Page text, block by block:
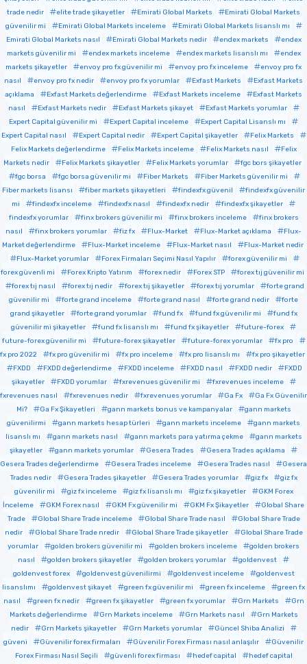
trade nedir
elite trade şikayetler Emirati Global Markets
Emirati Global Markets
güvenilir mi
Emirati Global Markets inceleme
Emirati Global Markets lisanslı mı
Emirati Global Markets nasıl
Emirati Global Markets nedir endex markets
endex
markets güvenilir mi
endex markets inceleme endex markets lisanslı mı
endex
markets şikayetler
envoy pro fx güvenilir mi envoy pro fx inceleme
envoy pro fx
nasıl
envoy pro fx nedir envoy pro fx yorumlar Exfast Markets
Exfast Markets
açıklama
Exfast Markets değerlendirme Exfast Markets inceleme
Exfast Markets
nasıl
Exfast Markets nedir Exfast Markets şikayet
Exfast Markets yorumlar
Expert Capital güvenilir mi
Expert Capital inceleme
Expert Capital Lisanslı mı
Expert Capital nasıl
Expert Capital nedir Expert Capital şikayetler
Felix Markets
Felix Markets değerlendirme
Felix Markets inceleme Felix Markets nasıl
Felix
Markets nedir
Felix Markets şikayetler Felix Markets yorumlar
fgc bors şikayetler
fgc borsa
fgc borsa güvenilir mi Fiber Markets
Fiber Markets güvenilir mi
Fiber markets lisansı
fiber markets şikayetleri findexfx güvenil
findexfx güvenilir
mi
findexfx inceleme findexfx nasıl findexfx nedir
findexfx şikayetler
findexfx yorumlar
finx brokers güvenilir mi finx brokers inceleme
finx brokers
nasıl
finx brokers yorumlar fiz fx Flux-Market Flux-Market açıklama
Flux-
Market değerlendirme
Flux-Market inceleme Flux-Market nasıl
Flux-Market nedir
Flux-Market yorumlar
Forex Firmaları Seçimi Nasıl Yapılır
forex güvenilir mi
forex güvenli mi
Forex Kripto Yatırım forex nedir Forex STP
forex tıj güvenilir mi
forex tıj nasıl
forex tıj nedir forex tıj şikayetler forex tıj yorumlar
forte grand
güvenilir mi
forte grand inceleme forte grand nasıl forte grand nedir
forte
grand şikayetler
forte grand yorumlar fund fx fund fx güvenilir mi
fund fx
güvenilir mi şikayetler
fund fx lisanslı mı fund fx şikayetler
future-forex
future-forex güvenilir mi
future-forex şikayetler future-forex yorumlar
fx pro
fx pro 2022
fx pro güvenilir mi fx pro inceleme fx pro lisanslı mı
fx pro şikayetler
FXDD
FXDD değerlendirme FXDD inceleme FXDD nasıl FXDD nedir
FXDD
şikayetler
FXDD yorumlar fxrevenues güvenilir mi
fxrevenues inceleme
fxrevenues nasıl
fxrevenues nedir fxrevenues yorumlar Ga Fx
Ga Fx Güvenilir
Mi?
Ga Fx Şikayetleri gann markets bonus ve kampanyalar
gann markets
güvenilirmi
gann markets hesap türleri gann markets inceleme
gann markets
lisanslı mı
gann markets nasıl gann markets para yatırma çekme
gann markets
şikayetler
gann markets yorumlar Gesera Trades
Gesera Trades açıklama
Gesera Trades değerlendirme
Gesera Trades inceleme Gesera Trades nasıl
Gesera
Trades nedir
Gesera Trades şikayetler Gesera Trades yorumlar giz fx
giz fx
güvenilir mi
giz fx inceleme giz fx lisanslı mı giz fx şikayetler
GKM Forex
İnceleme
GKM Forex nasıl GKM Fx güvenilir mi GKM Fx Şikayetler
Global Share
Trade
Global Share Trade inceleme Global Share Trade nasıl
Global Share Trade
nedir
Global Share Trade nredir Global Share Trade şikayetler
Global Share Trade
yorumlar
golden brokers güvenilir mi golden brokers inceleme
golden brokers
nasıl
golden brokers şikayetler golden brokers yorumlar
goldenvest
goldenvest forex
goldenvest güvenilirmi goldenvest inceleme
goldenvest
lisanslımı
goldenvest şikayet green fx güvenilir mi green fx inceleme
green fx
nasıl
green fx nedir green fx şikayetler green fx yorumlar Grn Markets
Grn
Markets değerlendirme
Grn Markets inceleme Grn Markets nasıl
Grn Markets
nedir
Grn Markets şikayetler Grn Markets yorumlar
Güncel Shiba Analizi
güveni
Güvenilir forex firmaları Güvenilir Forex Firması nasıl anlaşılır
Güvenilir
Forex Firması Nasıl Seçili
güvenli forex firması hedef capital
hedef capital